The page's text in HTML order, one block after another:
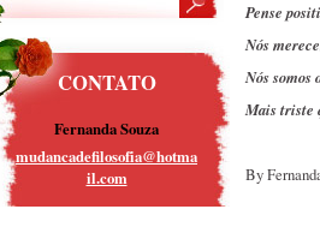
Pense
Nós
Nós somos
Mais triste
By
CONTATO
Fernanda Souza
mudancadefilosofia@hotma
il.com